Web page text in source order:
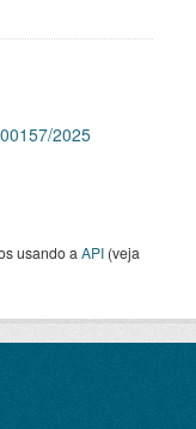
2025
usando a API (veja